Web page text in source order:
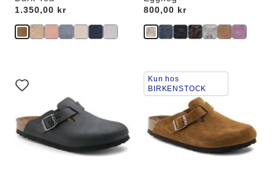
Price:
1.350,00 kr
Price:
800,00 kr
med
prøvefarver
opdatere
produktbilledet
Interaktion
med
prøvefarver
opdatere
produktbilledet
Kun hos
BIRKENSTOCK